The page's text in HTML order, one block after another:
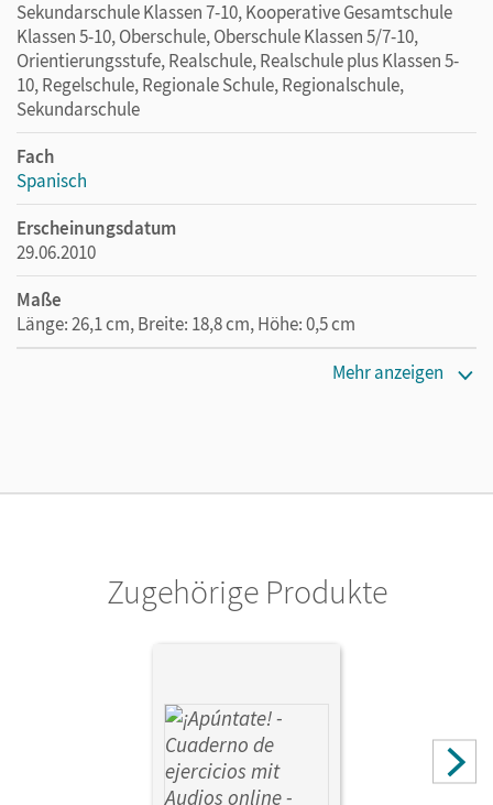
Sekundarschule Klassen 7-10, Kooperative Gesamtschule
Klassen 5-10, Oberschule, Oberschule Klassen 5/7-10,
Orientierungsstufe, Realschule, Realschule plus Klassen 5-
10, Regelschule, Regionale Schule, Regionalschule,
Sekundarschule
Fach
Spanisch
Erscheinungsdatum
29.06.2010
Maße
Länge: 26,1 cm, Breite: 18,8 cm, Höhe: 0,5 cm
Mehr anzeigen
Zugehörige Produkte